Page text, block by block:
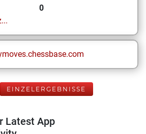
0
EINZELERGEBNISSE
Latest App